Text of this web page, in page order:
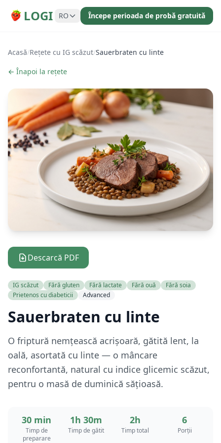
LOGI RO Începe perioada de probă gratuită
Acasă/Rețete cu IG scăzut/Sauerbraten cu linte
← Înapoi la rețete
Descarcă PDF
IG scăzut Fără gluten Fără lactate Fără ouă
Fără soia
Prietenos cu diabeticii
Advanced
Sauerbraten cu linte
O friptură nemțească acrișoară, gătită lent, la
oală, asortată cu linte — o mâncare
reconfortantă, natural cu indice glicemic scăzut,
pentru o masă de duminică sățioasă.
30 min
Timp de
preparare
1h 30m
Timp de gătit
2h
Timp total
6
Porții